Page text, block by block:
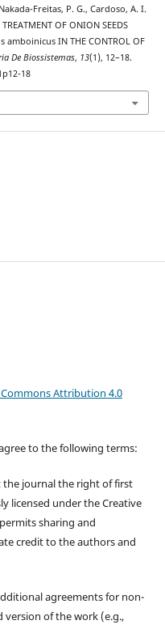
Freitas, P. G., Cardoso, A. I.
OF ONION SEEDS
amboinicus IN THE CONTROL OF
De Biossistemas, 13(1), 12–18.
18
Attribution 4.0
to the following terms:
journal the right of first
licensed under the Creative
sharing and
credit to the authors and
agreements for non-
of the work (e.g.,